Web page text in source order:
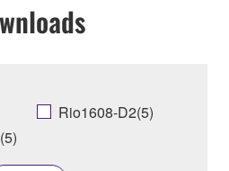
Rio1608-D2(5)